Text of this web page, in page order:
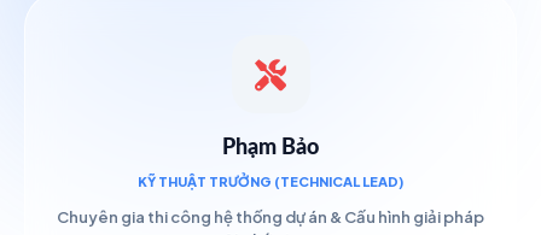
Phạm Bảo
KỸ THUẬT TRƯỞNG (TECHNICAL LEAD)
Chuyên gia thi công hệ thống dự án & Cấu hình giải pháp